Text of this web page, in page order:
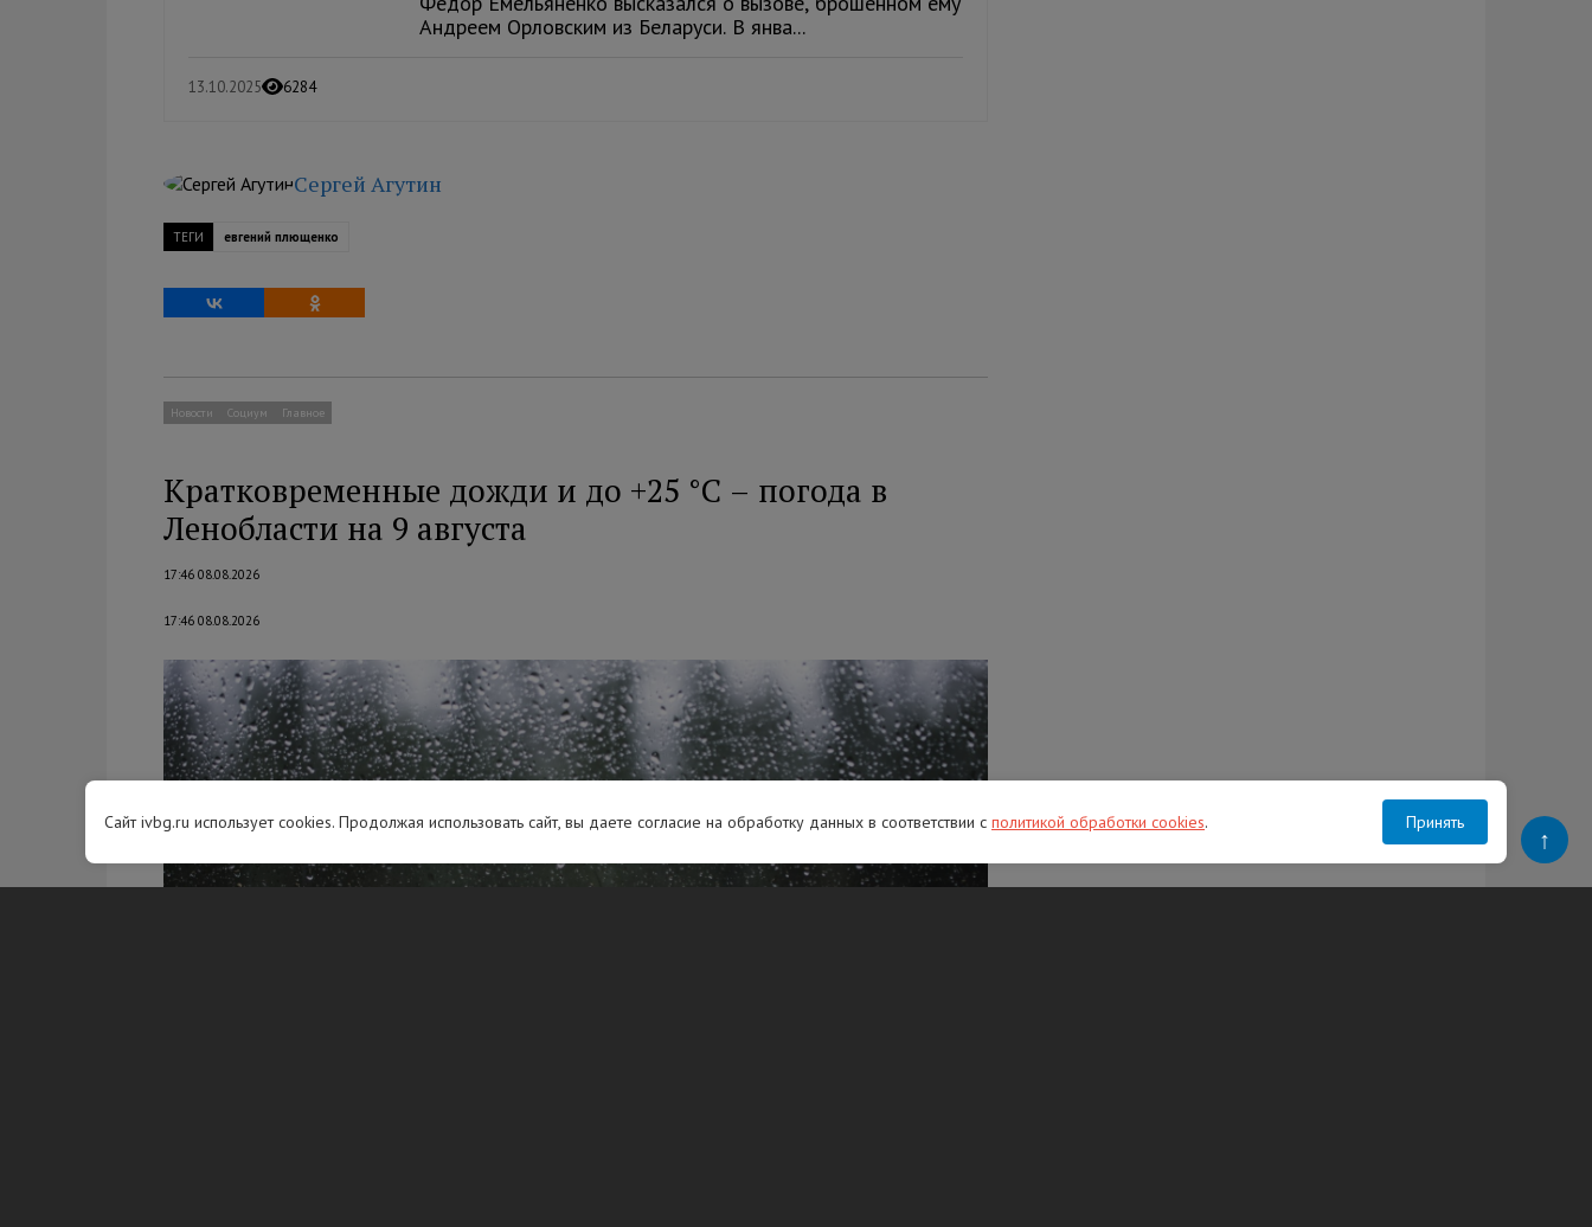
Андреем Орловским из Беларуси. В янва...
13.10.2025 6284
Сергей Агутин
ТЕГИ евгений плющенко
Новости Социум Главное
Кратковременные дожди и до +25 °C – погода в
Ленобласти на 9 августа
17:46 08.08.2026
17:46 08.08.2026
Сайт ivbg.ru использует cookies. Продолжая использовать сайт, вы даете согласие на обработку данных в соответствии с политикой обработки cookies. Принять
↑